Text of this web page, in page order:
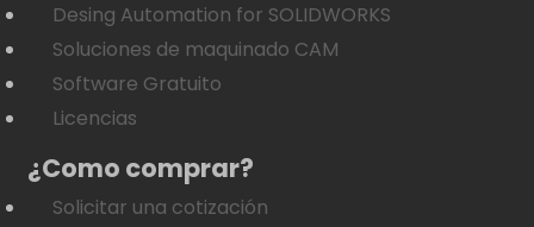
Desing Automation for SOLIDWORKS
Soluciones de maquinado CAM
Software Gratuito
Licencias
¿Como comprar?
Solicitar una cotización